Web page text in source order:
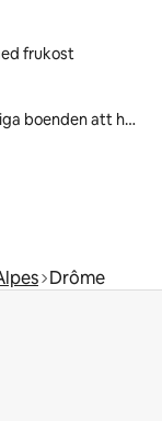
frukost
Familjevänliga boenden att hyra
Drôme